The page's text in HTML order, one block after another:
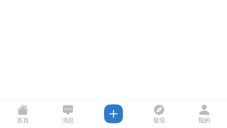
首頁 消息 發現 我的